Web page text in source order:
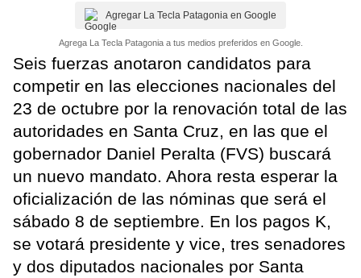
Agregar La Tecla Patagonia en Google
Agrega La Tecla Patagonia a tus medios preferidos en Google.
Seis fuerzas anotaron candidatos para
competir en las elecciones nacionales del
23 de octubre por la renovación total de las
autoridades en Santa Cruz, en las que el
gobernador Daniel Peralta (FVS) buscará
un nuevo mandato. Ahora resta esperar la
oficialización de las nóminas que será el
sábado 8 de septiembre. En los pagos K,
se votará presidente y vice, tres senadores
y dos diputados nacionales por Santa